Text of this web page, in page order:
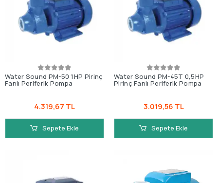
Water Sound PM-50 1HP Pirinç
Fanlı Periferik Pompa
4.319,67 TL
Sepete Ekle
Water Sound PM-45T 0,5HP
Pirinç Fanlı Periferik Pompa
3.019,56 TL
Sepete Ekle